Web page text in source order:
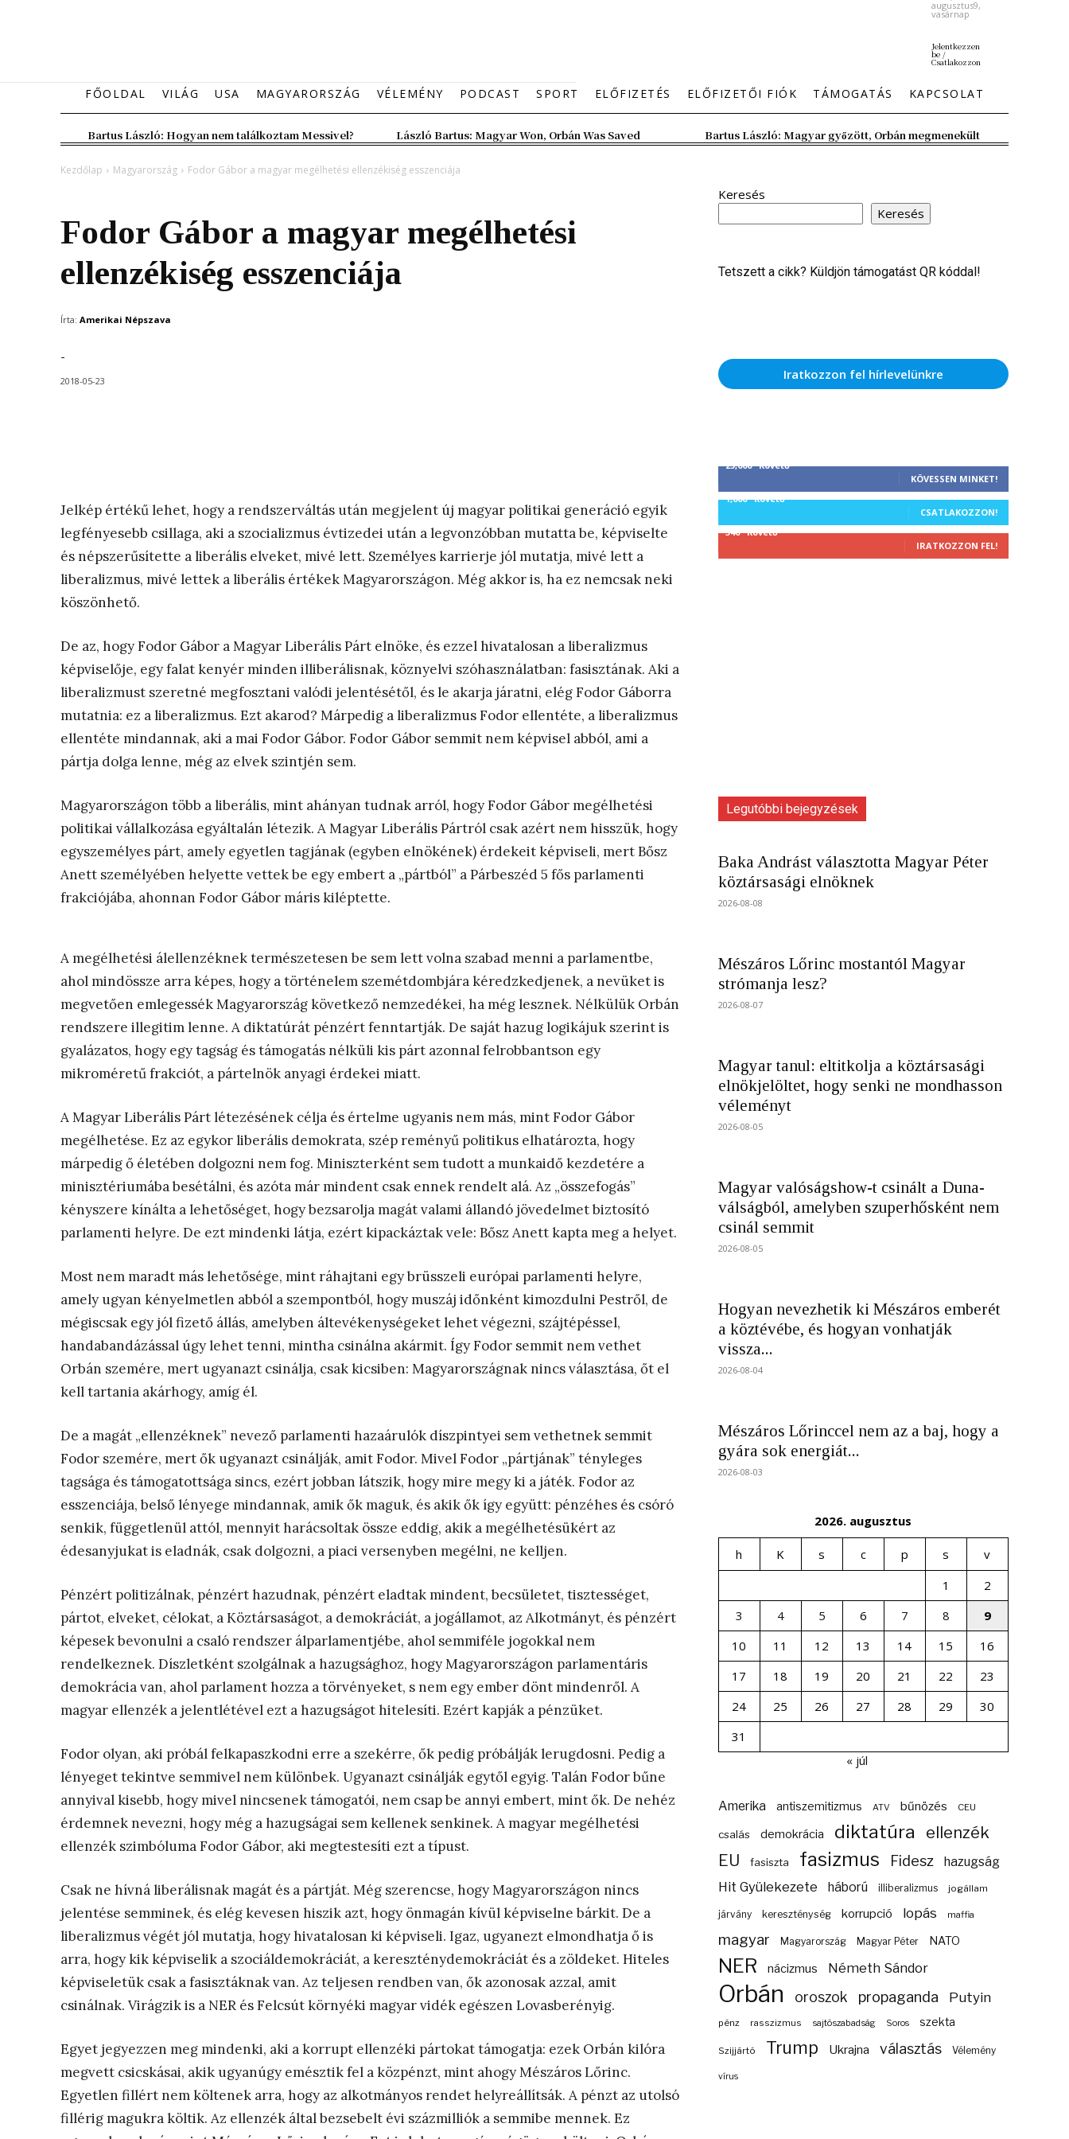
augusztus9,
vasárnap
Jelentkezzen
be /
Csatlakozzon
FŐOLDAL VILÁG USA MAGYARORSZÁG VÉLEMÉNY PODCAST SPORT ELŐFIZETÉS ELŐFIZETŐI FIÓK TÁMOGATÁS KAPCSOLAT
Bartus László: Hogyan nem találkoztam Messivel? László Bartus: Magyar Won, Orbán Was Saved Bartus László: Magyar győzött, Orbán megmenekült
Kezdőlap Magyarország Fodor Gábor a magyar megélhetési ellenzékiség esszenciája
Fodor Gábor a magyar megélhetési
ellenzékiség esszenciája
Írta: Amerikai Népszava
-
2018-05-23
Jelkép értékű lehet, hogy a rendszerváltás után megjelent új magyar politikai generáció egyik
legfényesebb csillaga, aki a szocializmus évtizedei után a legvonzóbban mutatta be, képviselte
és népszerűsítette a liberális elveket, mivé lett. Személyes karrierje jól mutatja, mivé lett a
liberalizmus, mivé lettek a liberális értékek Magyarországon. Még akkor is, ha ez nemcsak neki
köszönhető.
De az, hogy Fodor Gábor a Magyar Liberális Párt elnöke, és ezzel hivatalosan a liberalizmus
képviselője, egy falat kenyér minden illiberálisnak, köznyelvi szóhasználatban: fasisztának. Aki a
liberalizmust szeretné megfosztani valódi jelentésétől, és le akarja járatni, elég Fodor Gáborra
mutatnia: ez a liberalizmus. Ezt akarod? Márpedig a liberalizmus Fodor ellentéte, a liberalizmus
ellentéte mindannak, aki a mai Fodor Gábor. Fodor Gábor semmit nem képvisel abból, ami a
pártja dolga lenne, még az elvek szintjén sem.
Magyarországon több a liberális, mint ahányan tudnak arról, hogy Fodor Gábor megélhetési
politikai vállalkozása egyáltalán létezik. A Magyar Liberális Pártról csak azért nem hisszük, hogy
egyszemélyes párt, amely egyetlen tagjának (egyben elnökének) érdekeit képviseli, mert Bősz
Anett személyében helyette vettek be egy embert a „pártból” a Párbeszéd 5 fős parlamenti
frakciójába, ahonnan Fodor Gábor máris kiléptette.
A megélhetési álellenzéknek természetesen be sem lett volna szabad menni a parlamentbe,
ahol mindössze arra képes, hogy a történelem szemétdombjára kéredzkedjenek, a nevüket is
megvetően emlegessék Magyarország következő nemzedékei, ha még lesznek. Nélkülük Orbán
rendszere illegitim lenne. A diktatúrát pénzért fenntartják. De saját hazug logikájuk szerint is
gyalázatos, hogy egy tagság és támogatás nélküli kis párt azonnal felrobbantson egy
mikroméretű frakciót, a pártelnök anyagi érdekei miatt.
A Magyar Liberális Párt létezésének célja és értelme ugyanis nem más, mint Fodor Gábor
megélhetése. Ez az egykor liberális demokrata, szép reményű politikus elhatározta, hogy
márpedig ő életében dolgozni nem fog. Miniszterként sem tudott a munkaidő kezdetére a
minisztériumába besétálni, és azóta már mindent csak ennek rendelt alá. Az „összefogás”
kényszere kínálta a lehetőséget, hogy bezsarolja magát valami állandó jövedelmet biztosító
parlamenti helyre. De ezt mindenki látja, ezért kipackáztak vele: Bősz Anett kapta meg a helyet.
Most nem maradt más lehetősége, mint ráhajtani egy brüsszeli európai parlamenti helyre,
amely ugyan kényelmetlen abból a szempontból, hogy muszáj időnként kimozdulni Pestről, de
mégiscsak egy jól fizető állás, amelyben áltevékenységeket lehet végezni, szájtépéssel,
handabandázással úgy lehet tenni, mintha csinálna akármit. Így Fodor semmit nem vethet
Orbán szemére, mert ugyanazt csinálja, csak kicsiben: Magyarországnak nincs választása, őt el
kell tartania akárhogy, amíg él.
De a magát „ellenzéknek” nevező parlamenti hazaárulók díszpintyei sem vethetnek semmit
Fodor szemére, mert ők ugyanazt csinálják, amit Fodor. Mivel Fodor „pártjának” tényleges
tagsága és támogatottsága sincs, ezért jobban látszik, hogy mire megy ki a játék. Fodor az
esszenciája, belső lényege mindannak, amik ők maguk, és akik ők így együtt: pénzéhes és csóró
senkik, függetlenül attól, mennyit harácsoltak össze eddig, akik a megélhetésükért az
édesanyjukat is eladnák, csak dolgozni, a piaci versenyben megélni, ne kelljen.
Pénzért politizálnak, pénzért hazudnak, pénzért eladtak mindent, becsületet, tisztességet,
pártot, elveket, célokat, a Köztársaságot, a demokráciát, a jogállamot, az Alkotmányt, és pénzért
képesek bevonulni a csaló rendszer álparlamentjébe, ahol semmiféle jogokkal nem
rendelkeznek. Díszletként szolgálnak a hazugsághoz, hogy Magyarországon parlamentáris
demokrácia van, ahol parlament hozza a törvényeket, s nem egy ember dönt mindenről. A
magyar ellenzék a jelentlétével ezt a hazugságot hitelesíti. Ezért kapják a pénzüket.
Fodor olyan, aki próbál felkapaszkodni erre a szekérre, ők pedig próbálják lerugdosni. Pedig a
lényeget tekintve semmivel nem különbek. Ugyanazt csinálják egytől egyig. Talán Fodor bűne
annyival kisebb, hogy mivel nincsenek támogatói, nem csap be annyi embert, mint ők. De nehéz
érdemnek nevezni, hogy még a hazugságai sem kellenek senkinek. A magyar megélhetési
ellenzék szimbóluma Fodor Gábor, aki megtestesíti ezt a típust.
Csak ne hívná liberálisnak magát és a pártját. Még szerencse, hogy Magyarországon nincs
jelentése semminek, és elég kevesen hiszik azt, hogy önmagán kívül képviselne bárkit. De a
liberalizmus végét jól mutatja, hogy hivatalosan ki képviseli. Igaz, ugyanezt elmondhatja ő is
arra, hogy kik képviselik a szociáldemokráciát, a kereszténydemokráciát és a zöldeket. Hiteles
képviseletük csak a fasisztáknak van. Az teljesen rendben van, ők azonosak azzal, amit
csinálnak. Virágzik is a NER és Felcsút környéki magyar vidék egészen Lovasberényig.
Egyet jegyezzen meg mindenki, aki a korrupt ellenzéki pártokat támogatja: ezek Orbán kilóra
megvett csicskásai, akik ugyanúgy emésztik fel a közpénzt, mint ahogy Mészáros Lőrinc.
Egyetlen fillért nem költenek arra, hogy az alkotmányos rendet helyreállítsák. A pénzt az utolsó
fillérig magukra költik. Az ellenzék által bezsebelt évi százmilliók a semmibe mennek. Ez
Keresés
Keresés
Tetszett a cikk? Küldjön támogatást QR kóddal!
Iratkozzon fel hírlevelünkre
25,000 Követő
KÖVESSEN MINKET!
1,000 Követő
CSATLAKOZZON!
340 Követő
IRATKOZZON FEL!
Legutóbbi bejegyzések
Baka Andrást választotta Magyar Péter
köztársasági elnöknek
2026-08-08
Mészáros Lőrinc mostantól Magyar
strómanja lesz?
2026-08-07
Magyar tanul: eltitkolja a köztársasági
elnökjelöltet, hogy senki ne mondhasson
véleményt
2026-08-05
Magyar valóságshow-t csinált a Duna-
válságból, amelyben szuperhősként nem
csinál semmit
2026-08-05
Hogyan nevezhetik ki Mészáros emberét
a köztévébe, és hogyan vonhatják
vissza...
2026-08-04
Mészáros Lőrinccel nem az a baj, hogy a
gyára sok energiát...
2026-08-03
2026. augusztus
h K s c p s
v
1
2
3
4 5 6 7 8
9
10
11 12 13 14 15
16
17
18 19 20 21 22
23
24
25 26 27 28 29
30
31
« júl
Amerika antiszemitizmus ATV bűnözés CEU
csalás demokrácia diktatúra ellenzék
EU fasiszta fasizmus Fidesz hazugság
Hit Gyülekezete háború illiberalizmus jogállam
járvány kereszténység korrupció lopás maffia
magyar Magyarország Magyar Péter NATO
NER nácizmus Németh Sándor
Orbán oroszok propaganda Putyin
pénz rasszizmus sajtószabadság Soros szekta
Szijjártó Trump Ukrajna választás Vélemény
vírus